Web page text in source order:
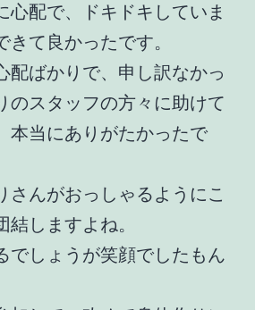
心配で、ドキドキしていま
きて良かったです。
配ばかりで、申し訳なかっ
のスタッフの方々に助けて
本当にありがたかったで
さんがおっしゃるようにこ
しますよね。
でしょうが笑顔でしたもん